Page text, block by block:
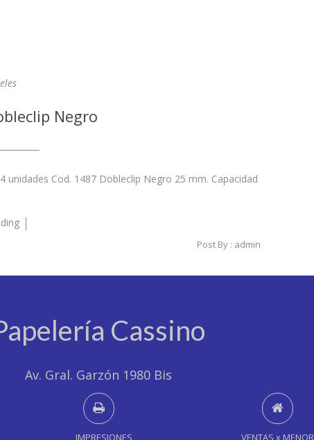
Negro
Cod. 1487 Dobleclip Negro 25 mm. Capacidad
Post By : admin
Cassino
Av. Gral. Garzón 1980 Bis
IMPRESIONES VENTAS x MENOR